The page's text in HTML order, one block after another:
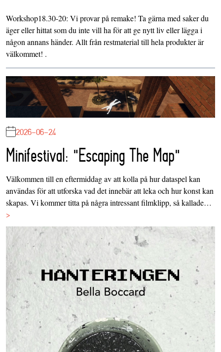
Workshop18.30-20: Vi provar på remake! Ta gärna med saker du
äger eller hittat som du inte vill ha för att ge nytt liv eller lägga i
någon annans händer. Allt från restmaterial till hela produkter är
välkommet! .
2026-06-24
Minifestival: "Escaping The Map"
Välkommen till en eftermiddag av att kolla på hur dataspel kan
användas för att utforska vad det innebär att leka och hur konst kan
skapas. Vi kommer titta på några intressant filmklipp, så kallade…
>